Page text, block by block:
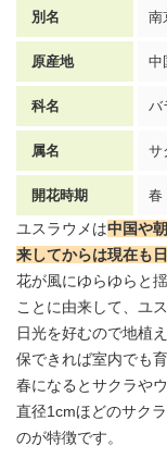
別名 南
原産地 中
科名 バ
属名 サ
開花時期 春
ユスラウメは中国や
来してからは現在も
花が風にゆらゆらと
ことに由来して、ユ
日光を好むので地植
保できれば室内でも
春になるとサクラや
直径1cmほどのサク
のが特徴です。